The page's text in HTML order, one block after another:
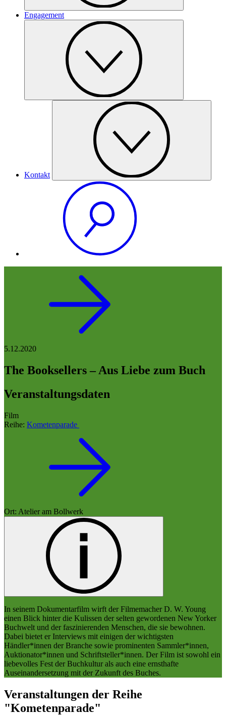
Engagement
Kontakt
5.12.2020
The Booksellers – Aus Liebe zum Buch
Veranstaltungsdaten
Film
Reihe: Kometenparade
Ort: Atelier am Bollwerk
In seinem Dokumentarfilm wirft der Filmemacher D. W. Young
einen Blick hinter die Kulissen der selten gewordenen New Yorker
Buchwelt und der faszinierenden Menschen, die sie bewohnen.
Dabei bietet er Interviews mit einigen der wichtigsten
Händler*innen der Branche sowie prominenten Sammler*innen,
Auktionator*innen und Schriftsteller*innen. Der Film ist sowohl ein
liebevolles Fest der Buchkultur als auch eine ernsthafte
Auseinandersetzung mit der Zukunft des Buches.
Veranstaltungen der Reihe
"Kometenparade"